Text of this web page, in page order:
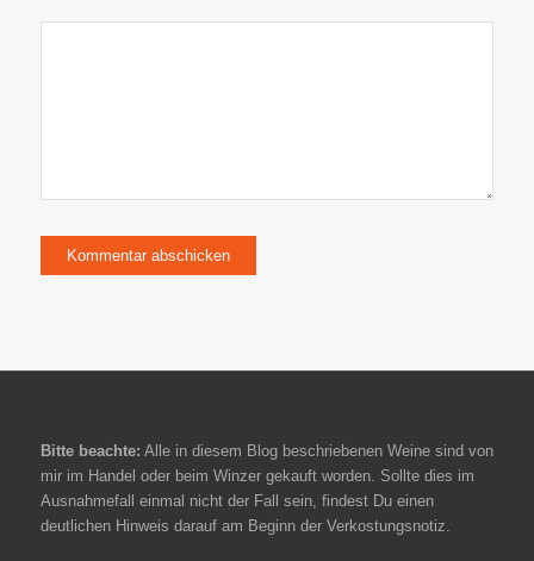
Bitte beachte: Alle in diesem Blog beschriebenen Weine sind von
mir im Handel oder beim Winzer gekauft worden. Sollte dies im
Ausnahmefall einmal nicht der Fall sein, findest Du einen
deutlichen Hinweis darauf am Beginn der Verkostungsnotiz.